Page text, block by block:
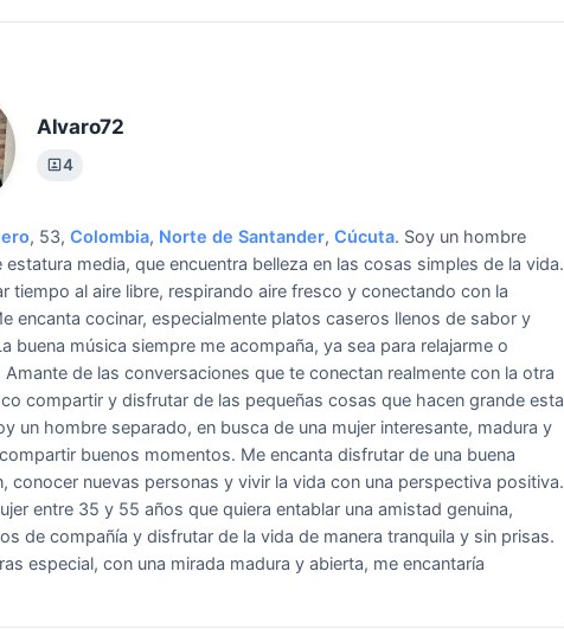
Alvaro72
4
, 53, Colombia, Norte de Santander, Cúcuta. Soy un hombre
estatura media, que encuentra belleza en las cosas simples de la vida.
tiempo al aire libre, respirando aire fresco y conectando con la
encanta cocinar, especialmente platos caseros llenos de sabor y
buena música siempre me acompaña, ya sea para relajarme o
Amante de las conversaciones que te conectan realmente con la otra
compartir y disfrutar de las pequeñas cosas que hacen grande esta
un hombre separado, en busca de una mujer interesante, madura y
buenos momentos. Me encanta disfrutar de una buena
conocer nuevas personas y vivir la vida con una perspectiva positiva.
entre 35 y 55 años que quiera entablar una amistad genuina,
de compañía y disfrutar de la vida de manera tranquila y sin prisas.
especial, con una mirada madura y abierta, me encantaría